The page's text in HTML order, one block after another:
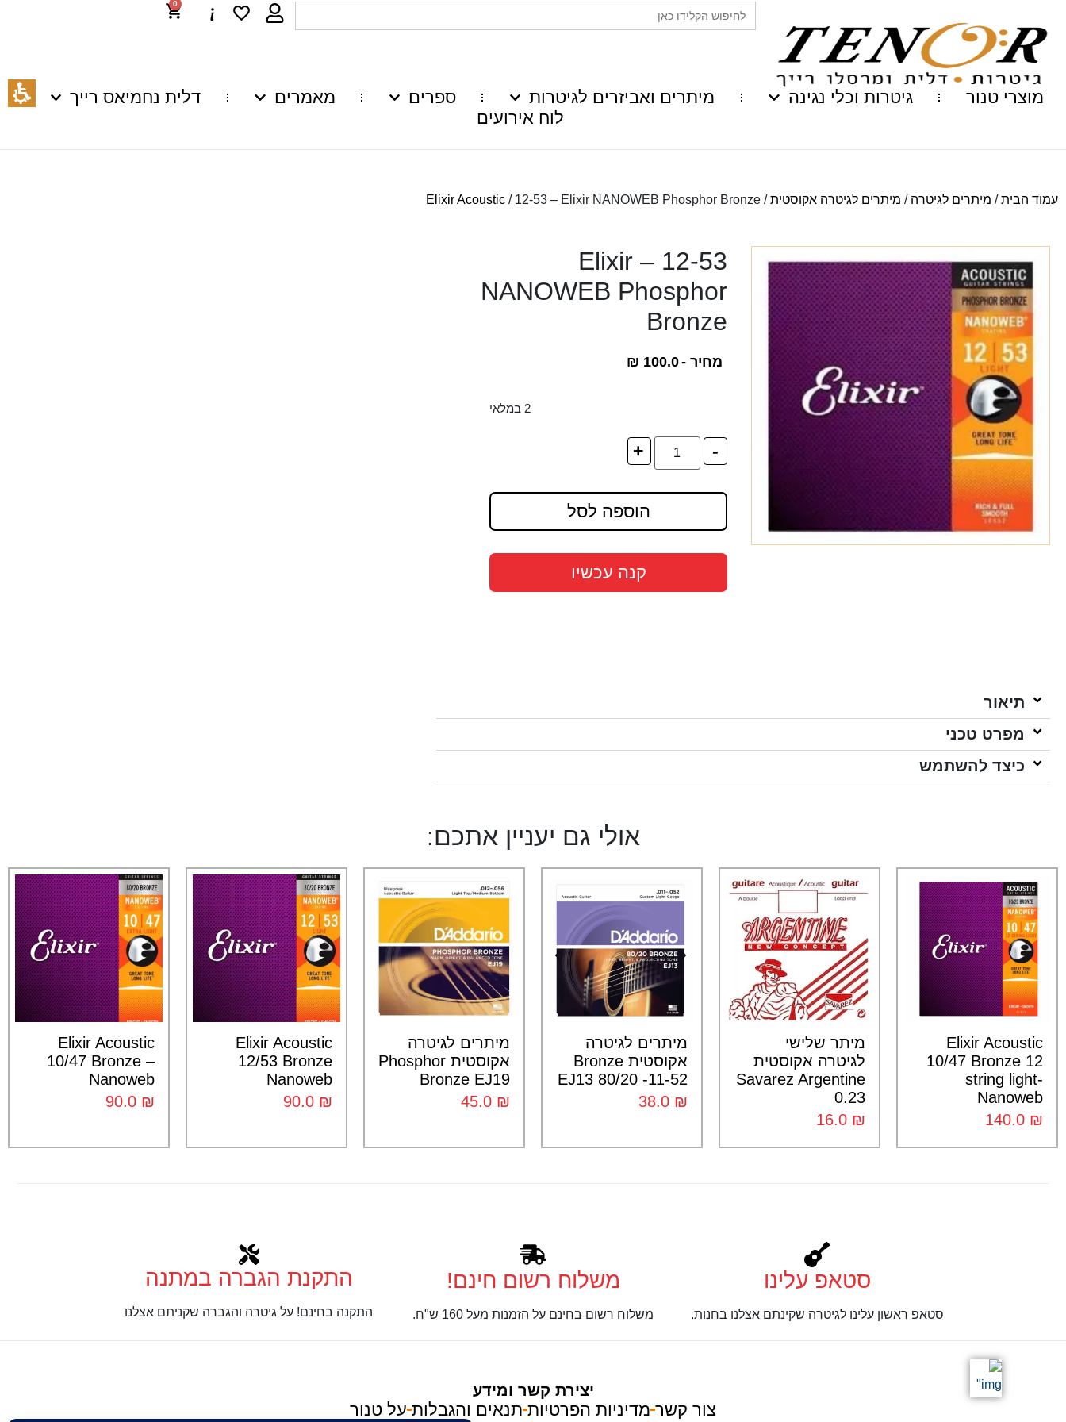
Search
for:
0
מוצרי טנור גיטרות וכלי נגינה מיתרים ואביזרים לגיטרות ספרים מאמרים
דלית נחמיאס רייך
לוח אירועים
עמוד הבית/ מיתרים לגיטרה / מיתרים לגיטרה אקוסטית/
Elixir Acoustic / 12-53 – Elixir NANOWEB Phosphor Bronze
12-53 – Elixir
NANOWEB Phosphor
Bronze
מחיר - ₪ 100.0
2 במלאי
-
+
הוספה לסל
קנה עכשיו
תיאור
מפרט טכני
כיצד להשתמש
אולי גם יעניין אתכם:
Elixir Acoustic
10/47 Bronze 12
string light-
Nanoweb
₪
מיתר שלישי
לגיטרה אקוסטית
Savarez Argentine
0.23
₪
מיתרים לגיטרה
אקוסטית Bronze
EJ13 80/20 -11-52
₪
מיתרים לגיטרה
אקוסטית Phosphor
Bronze EJ19
₪
Elixir Acoustic
12/53 Bronze
Nanoweb
₪
Elixir Acoustic
10/47 Bronze –
Nanoweb
₪
סטאפ עלינו
סטאפ ראשון עלינו לגיטרה שקינתם אצלנו בחנות.
משלוח רשום חינם!
משלוח רשום בחינם על הזמנות מעל 160 ש"ח.
התקנת הגברה במתנה
התקנה בחינם! על גיטרה והגברה שקניתם אצלנו
יצירת קשר ומידע
צור קשר מדיניות הפרטיות תנאים והגבלות על טנור